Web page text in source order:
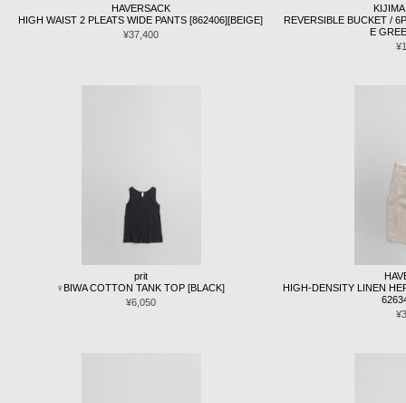
HAVERSACK
HIGH WAIST 2 PLEATS WIDE PANTS [862406][BEIGE]
¥37,400
REVERSIBLE BUCKET /
E
prit
♀BIWA COTTON TANK TOP [BLACK]
¥6,050
HIGH-DENSITY LINEN